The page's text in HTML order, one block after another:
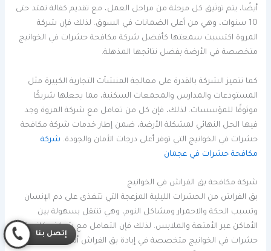
أيضًا، يتم توثيق كل مرحلة من مراحل العمل، مع تقديم كفالة تمتد حتى
10 سنوات، وهي من أعلى الضمانات في السوق. لذلك فإن شركة
المروة اكتسبت سمعتها كأفضل شركة مكافحة حشرات في الخوانيج
متخصصة في الأرضة بفضل نتائجها المذهلة.
كما تتميز الشركة بالقدرة على معالجة المنشآت التجارية الكبيرة مثل
المستودعات والمدارس والمجمعات السكنية، مما يجعلها شريكًا
موثوقًا للمؤسسات. لذلك، فإن كل من تعامل مع شركة المروة وجد
فيها الحل النهائي لمشكلة الأرضة، ضمن إطار خدمات شركة مكافحة
حشرات في الخوانيج التي توفر أعلى درجات الأمان والجودة. شركة
مكافحة حشرات في عجمان
شركة مكافحة بق الفراش في الخوانيج
بق الفراش من الحشرات الليلية المزعجة التي تتغذى على دم الإنسان
وتسبب الحكة والاحمرار ومشاكل النوم، وهي تنتقل بسهولة بين
الأماكن عبر الأمتعة والملابس. لذلك فإن التعامل مع شركة مكافحة
حشرات في الخوانيج متخصصة في إبادة بق الفراش أمر لا مفر منه
إتصل بنا